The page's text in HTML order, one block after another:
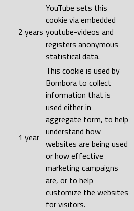
2 years
YouTube sets this
cookie via embedded
youtube-videos and
registers anonymous
statistical data.
1 year
This cookie is used by
Bombora to collect
information that is
used either in
aggregate form, to help
understand how
websites are being used
or how effective
marketing campaigns
are, or to help
customize the websites
for visitors.